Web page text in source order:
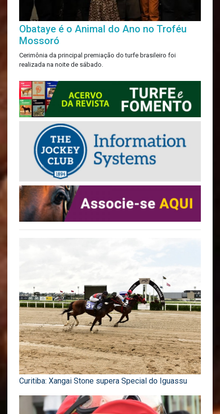
Obataye é o Animal do Ano no Troféu
Mossoró
Cerimônia da principal premiação do turfe brasileiro foi
realizada na noite de sábado.
Curitiba: Xangai Stone supera Special do Iguassu